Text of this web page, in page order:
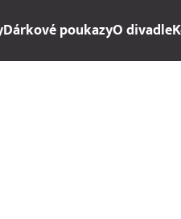
Dárkové poukazyO divadle